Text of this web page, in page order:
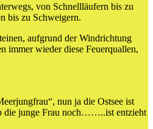
von Schnellläufern bis zu
bis zu Schweigern.
aufgrund der Windrichtung
immer wieder diese Feuerquallen,
nun ja die Ostsee ist
die junge Frau noch……..ist entzieht